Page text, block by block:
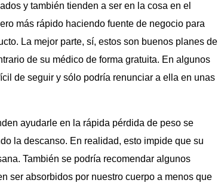
y también tienden a ser en la cosa en el
más rápido haciendo fuente de negocio para
La mejor parte, sí, estos son buenos planes de
de su médico de forma gratuita. En algunos
de seguir y sólo podría renunciar a ella en unas
ayudarle en la rápida pérdida de peso se
la descanso. En realidad, esto impide que su
También se podría recomendar algunos
ser absorbidos por nuestro cuerpo a menos que